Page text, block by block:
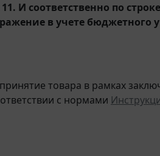
И соответственно по
в учете бюджетного
товара в рамках
с нормами